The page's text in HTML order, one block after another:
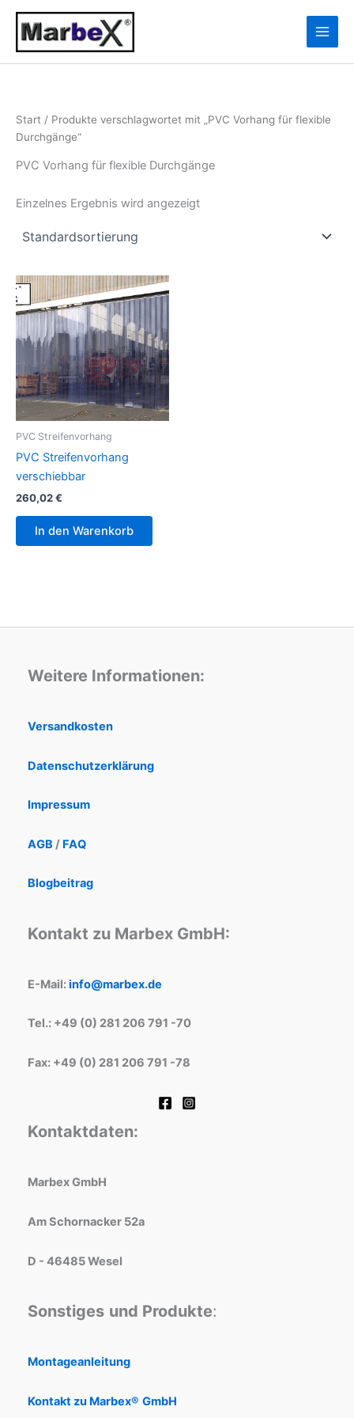
Zum
Inhalt
springen
Start / Produkte verschlagwortet mit „PVC Vorhang für flexible
Durchgänge“
PVC Vorhang für flexible Durchgänge
Einzelnes Ergebnis wird angezeigt
PVC Streifenvorhang
PVC Streifenvorhang
verschiebbar
260,02€
In den Warenkorb
Weitere Informationen:
Versandkosten
Datenschutzerklärung
Impressum
AGB / FAQ
Blogbeitrag
Kontakt zu Marbex GmbH:
E-Mail:info@marbex.de
Tel.: +49 (0) 281 206 791 -70
Fax: +49 (0) 281 206 791 -78
Kontaktdaten:
Marbex GmbH
Am Schornacker 52a
D - 46485 Wesel
Sonstiges und Produkte:
Montageanleitung
Kontakt zu Marbex® GmbH